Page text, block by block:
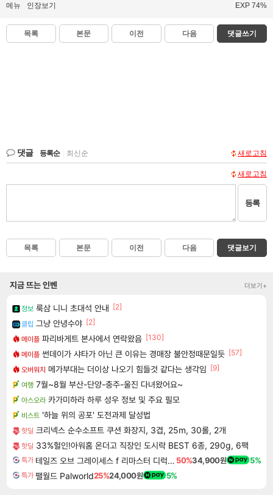
메뉴 인장보기 EXP 74%
목록 본문 이전 다음 댓글쓰기
댓글 등록순 최신순 새로고침
새로고침
등록
목록 본문 이전 다음 댓글보기
지금 뜨는 인벤 더보기+
정보 룩삼 니니 초대석 안내 [2]
클립 그냥 안녕수야 [2]
메이플 파리바게트 본사에서 연락왔음 [130]
메이플 썬데이가 샤타가 아닌 큰 이유는 경매장 불안정때문일듯 [57]
오버워치 메가부대는 더이상 나오기 힘들것 같다는 생각임 [9]
여행 7월~8월 부산-단양-충주-울진 다녀왔어요~
아스오라 카가미하라 하루 성우 정보 및 주요 필모
비스트 '하늘 위의 공포' 도전과제 달성법
핫딜 크리넥스 순수소프트 쿠션 화장지, 3겹, 25m, 30롤, 2개
핫딜 33%헐인!아워홈 온더고 직장인 도시락 BEST 6종, 290g, 6팩
특가 테일즈 오브 그레이세스 f 리마스터 디럭스 에디션 Tales of Graces f Remastered Deluxe Edition 50%34,900원 5%
특가 팰월드 Palworld25%24,000원 5%